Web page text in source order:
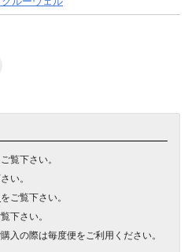
覧下さい。
い。
をご覧下さい。
下さい。
入の際は毎度便をご利用ください。